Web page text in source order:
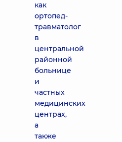
как
ортопед-
травматолог
в
центральной
районной
больнице
и
частных
медицинских
центрах,
а
также